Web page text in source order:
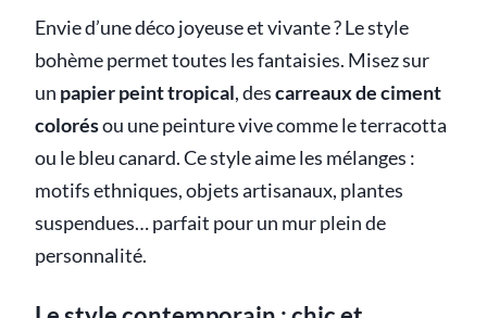
Envie d’une déco joyeuse et vivante ? Le style
bohème permet toutes les fantaisies. Misez sur
un papier peint tropical, descarreaux de ciment
colorésou une peinture vive comme le terracotta
ou le bleu canard. Ce style aime les mélanges :
motifs ethniques, objets artisanaux, plantes
suspendues… parfait pour un mur plein de
personnalité.